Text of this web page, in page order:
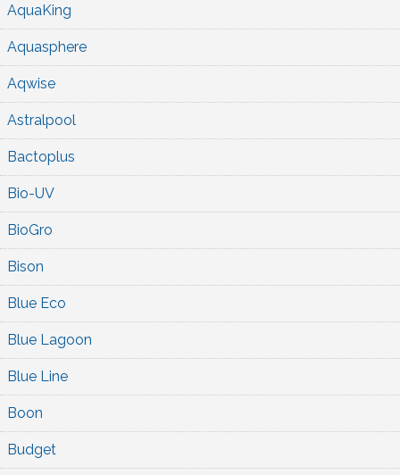
AquaKing
Aquasphere
Aqwise
Astralpool
Bactoplus
Bio-UV
BioGro
Bison
Blue Eco
Blue Lagoon
Blue Line
Boon
Budget